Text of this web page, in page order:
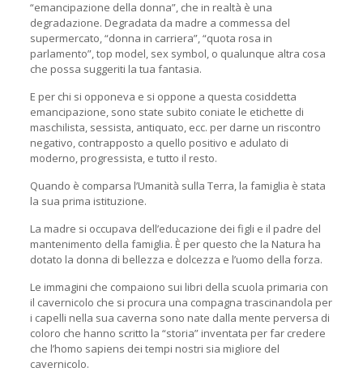
“emancipazione della donna”, che in realtà è una
degradazione. Degradata da madre a commessa del
supermercato, “donna in carriera”, “quota rosa in
parlamento”, top model, sex symbol, o qualunque altra cosa
che possa suggeriti la tua fantasia.
E per chi si opponeva e si oppone a questa cosiddetta
emancipazione, sono state subito coniate le etichette di
maschilista, sessista, antiquato, ecc. per darne un riscontro
negativo, contrapposto a quello positivo e adulato di
moderno, progressista, e tutto il resto.
Quando è comparsa l’Umanità sulla Terra, la famiglia è stata
la sua prima istituzione.
La madre si occupava dell’educazione dei figli e il padre del
mantenimento della famiglia. È per questo che la Natura ha
dotato la donna di bellezza e dolcezza e l’uomo della forza.
Le immagini che compaiono sui libri della scuola primaria con
il cavernicolo che si procura una compagna trascinandola per
i capelli nella sua caverna sono nate dalla mente perversa di
coloro che hanno scritto la “storia” inventata per far credere
che l’homo sapiens dei tempi nostri sia migliore del
cavernicolo.